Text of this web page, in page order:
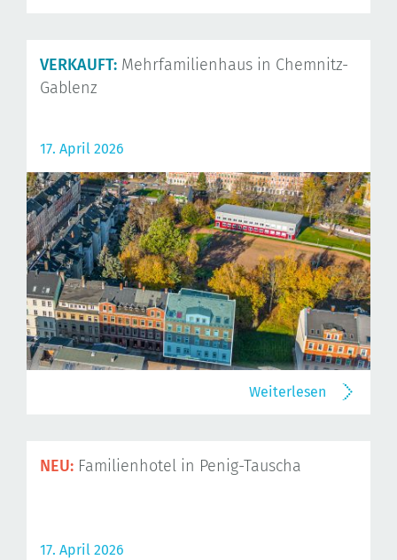
VERKAUFT: Mehrfamilienhaus in Chemnitz-
Gablenz
17. April 2026
Weiterlesen
NEU: Familienhotel in Penig-Tauscha
17. April 2026